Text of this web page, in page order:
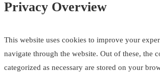
Privacy Overview
This website uses cookies to improve your
navigate through the website. Out of these, the
categorized as necessary are stored on your